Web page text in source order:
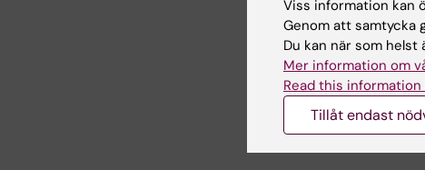
visa
visa
För
Viss information kan
Genom att samtycka
Du kan när som
Mer information om
Read this information
Tillåt endast